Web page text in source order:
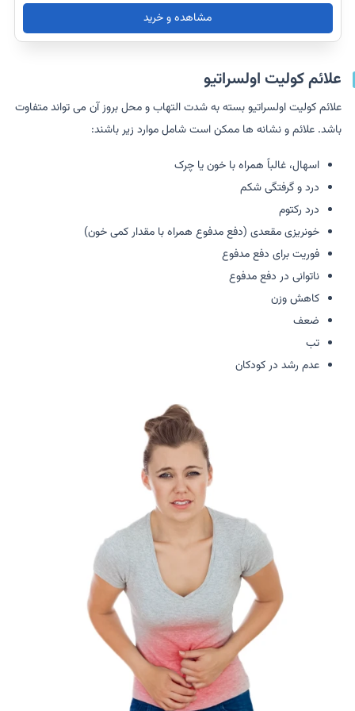
مشاهده و خرید
علائم کولیت اولسراتیو
علائم کولیت اولسراتیو بسته به شدت التهاب و محل بروز آن می تواند متفاوت
باشد. علائم و نشانه ها ممکن است شامل موارد زیر باشند:
اسهال، غالباً همراه با خون یا چرک
درد و گرفتگی شکم
درد رکتوم
خونریزی مقعدی (دفع مدفوع همراه با مقدار کمی خون)
فوریت برای دفع مدفوع
ناتوانی در دفع مدفوع
کاهش وزن
ضعف
تب
عدم رشد در کودکان